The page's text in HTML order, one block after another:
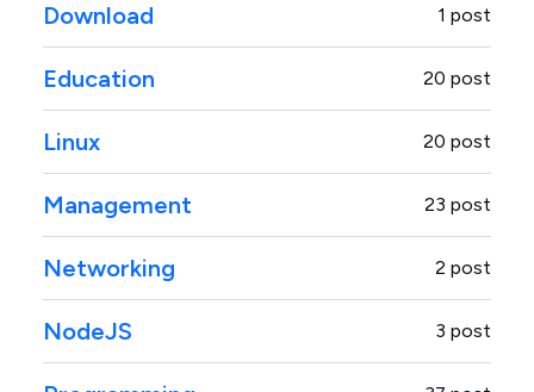
Download 1 post
Education 20 post
Linux 20 post
Management 23 post
Networking 2 post
NodeJS 3 post